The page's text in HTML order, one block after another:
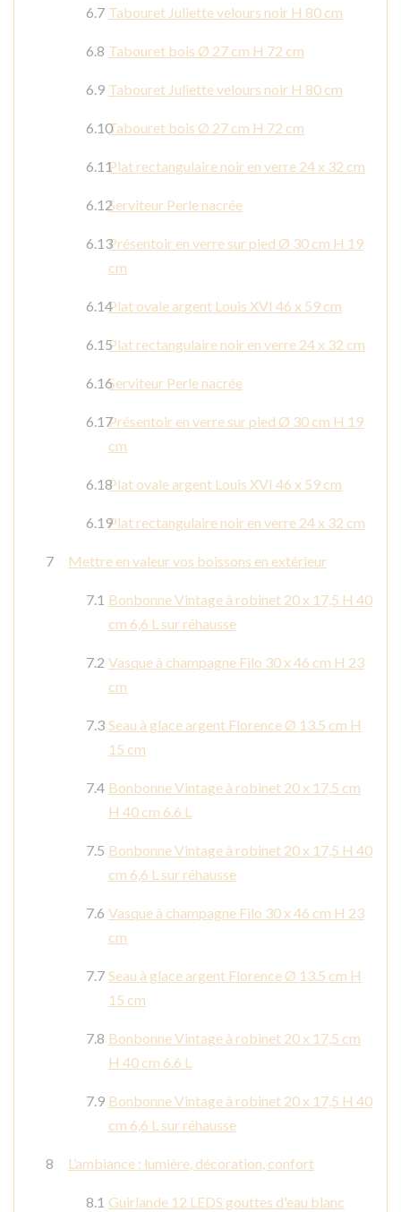
Tabouret Juliette velours noir H 80 cm
Tabouret bois Ø 27 cm H 72 cm
Tabouret Juliette velours noir H 80 cm
Tabouret bois Ø 27 cm H 72 cm
Plat rectangulaire noir en verre 24 x 32 cm
Serviteur Perle nacrée
Présentoir en verre sur pied Ø 30 cm H 19
cm
Plat ovale argent Louis XVI 46 x 59 cm
Plat rectangulaire noir en verre 24 x 32 cm
Serviteur Perle nacrée
Présentoir en verre sur pied Ø 30 cm H 19
cm
Plat ovale argent Louis XVI 46 x 59 cm
Plat rectangulaire noir en verre 24 x 32 cm
Mettre en valeur vos boissons en extérieur
Bonbonne Vintage à robinet 20 x 17,5 H 40
cm 6,6 L sur réhausse
Vasque à champagne Filo 30 x 46 cm H 23
cm
Seau à glace argent Florence Ø 13.5 cm H
15 cm
Bonbonne Vintage à robinet 20 x 17,5 cm
H 40 cm 6.6 L
Bonbonne Vintage à robinet 20 x 17,5 H 40
cm 6,6 L sur réhausse
Vasque à champagne Filo 30 x 46 cm H 23
cm
Seau à glace argent Florence Ø 13.5 cm H
15 cm
Bonbonne Vintage à robinet 20 x 17,5 cm
H 40 cm 6.6 L
Bonbonne Vintage à robinet 20 x 17,5 H 40
cm 6,6 L sur réhausse
L’ambiance : lumière, décoration, confort
Guirlande 12 LEDS gouttes d'eau blanc